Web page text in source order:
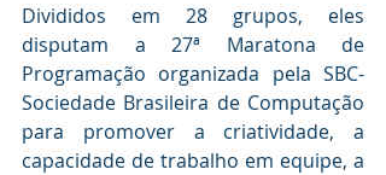
Divididos em 28 grupos, eles
disputam a 27ª Maratona de
Programação organizada pela SBC-
Sociedade Brasileira de Computação
para promover a criatividade, a
capacidade de trabalho em equipe, a